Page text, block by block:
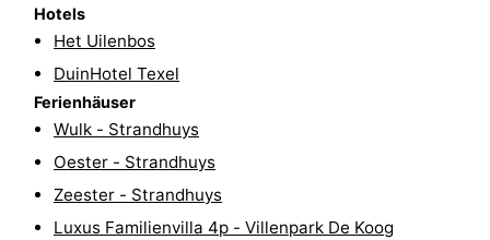
Texel
Sluftervallei
Villapark
Residentie
Texel
Villapark
Vogelmient
Hotels
Zimmer
Hotels
Het Uilenbos
DuinHotel Texel
Ferienhäuser
Wulk - Strandhuys
Oester - Strandhuys
Zeester - Strandhuys
Luxus Familienvilla 4p - Villenpark De Koog